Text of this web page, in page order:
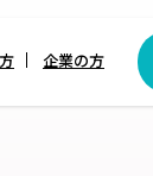
企業の方